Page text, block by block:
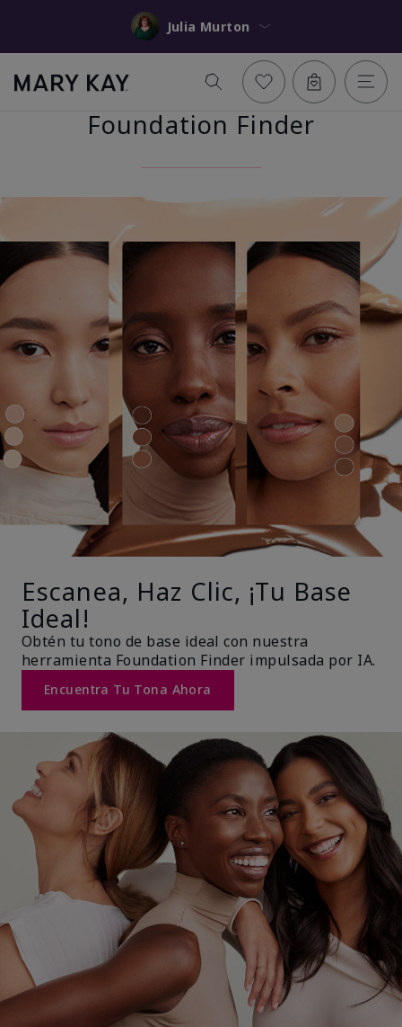
Julia Murton
Foundation Finder
Escanea, Haz Clic, ¡Tu Base
Ideal!
Obtén tu tono de base ideal con nuestra
herramienta Foundation Finder impulsada por IA.
Encuentra Tu Tona Ahora